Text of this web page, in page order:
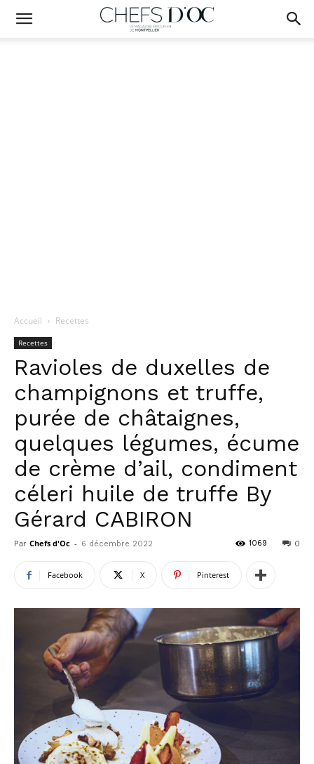
Accueil Recettes
Recettes
Ravioles de duxelles de
champignons et truffe,
purée de châtaignes,
quelques légumes, écume
de crème d’ail, condiment
céleri huile de truffe By
Gérard CABIRON
Par Chefs d'Oc - 6 décembre 2022 0
1069
Facebook X Pinterest